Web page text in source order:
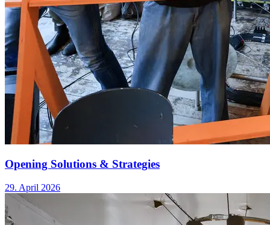
Opening Solutions & Strategies
29. April 2026